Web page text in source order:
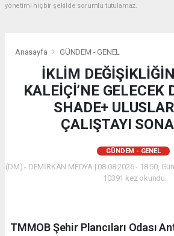
yönetimi hiçbir şekilde sorumlu tutulamaz.
Anasayfa GÜNDEM - GENEL
İKLİM
KALEİÇİ’NE GELECEK
SHADE+
ÇALIŞTAYI
GÜNDEM - GENEL
(DM) - DEMİRKAN MEDYA | 08.08.2026 - 18:50,
10391 kez okundu.
​TMMOB Şehir Plancıları Odası